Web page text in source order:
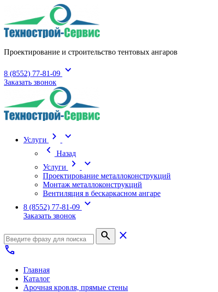
Проектирование и строительство тентовых ангаров
8 (8552) 77-81-09 expand_more
Заказать звонок
Услуги chevron_right
expand_more
chevron_left
Назад
Услуги
chevron_right expand_more
Проектирование металлоконструкций
Монтаж металлоконструкций
Вентиляция в бескаркасном ангаре
8 (8552) 77-81-09 expand_more
Заказать звонок
search
close
call
Главная
Каталог
Арочная кровля, прямые стены